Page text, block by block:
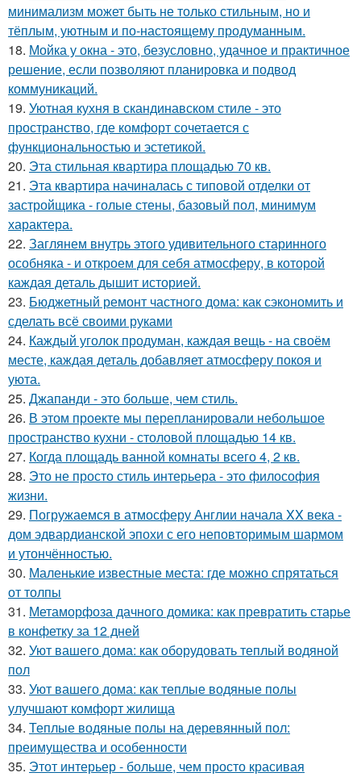
минимализм может быть не только стильным, но и
тёплым, уютным и по-настоящему продуманным.
18. Мойка у окна - это, безусловно, удачное и практичное
решение, если позволяют планировка и подвод
коммуникаций.
19. Уютная кухня в скандинавском стиле - это
пространство, где комфорт сочетается с
функциональностью и эстетикой.
20. Эта стильная квартира площадью 70 кв.
21. Эта квартира начиналась с типовой отделки от
застройщика - голые стены, базовый пол, минимум
характера.
22. Заглянем внутрь этого удивительного старинного
особняка - и откроем для себя атмосферу, в которой
каждая деталь дышит историей.
23. Бюджетный ремонт частного дома: как сэкономить и
сделать всё своими руками
24. Каждый уголок продуман, каждая вещь - на своём
месте, каждая деталь добавляет атмосферу покоя и
уюта.
25. Джапанди - это больше, чем стиль.
26. В этом проекте мы перепланировали небольшое
пространство кухни - столовой площадью 14 кв.
27. Когда площадь ванной комнаты всего 4, 2 кв.
28. Это не просто стиль интерьера - это философия
жизни.
29. Погружаемся в атмосферу Англии начала XX века -
дом эдвардианской эпохи с его неповторимым шармом
и утончённостью.
30. Маленькие известные места: где можно спрятаться
от толпы
31. Метаморфоза дачного домика: как превратить старье
в конфетку за 12 дней
32. Уют вашего дома: как оборудовать теплый водяной
пол
33. Уют вашего дома: как теплые водяные полы
улучшают комфорт жилища
34. Теплые водяные полы на деревянный пол:
преимущества и особенности
35. Этот интерьер - больше, чем просто красивая